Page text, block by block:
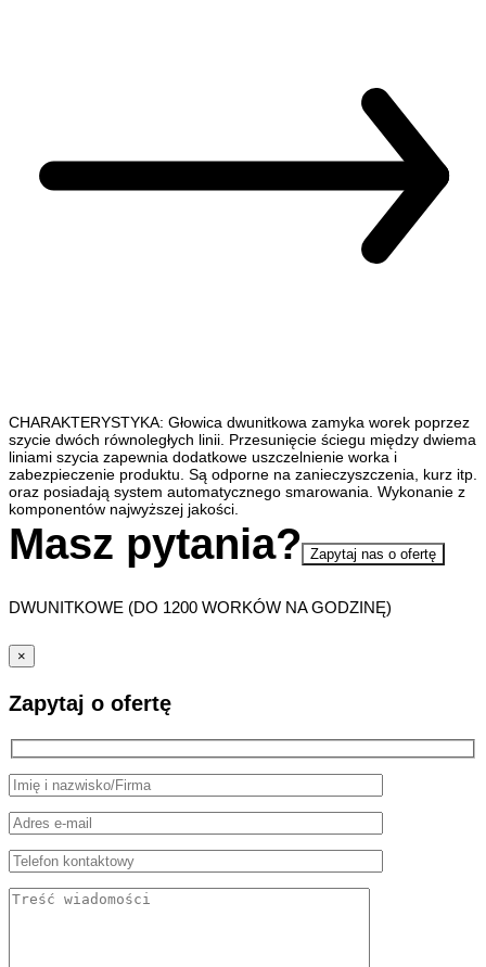
CHARAKTERYSTYKA: Głowica dwunitkowa zamyka worek poprzez
szycie dwóch równoległych linii. Przesunięcie ściegu między dwiema
liniami szycia zapewnia dodatkowe uszczelnienie worka i
zabezpieczenie produktu. Są odporne na zanieczyszczenia, kurz itp.
oraz posiadają system automatycznego smarowania. Wykonanie z
komponentów najwyższej jakości.
Masz pytania? Zapytaj nas o ofertę
DWUNITKOWE (DO 1200 WORKÓW NA GODZINĘ)
×
Zapytaj o ofertę